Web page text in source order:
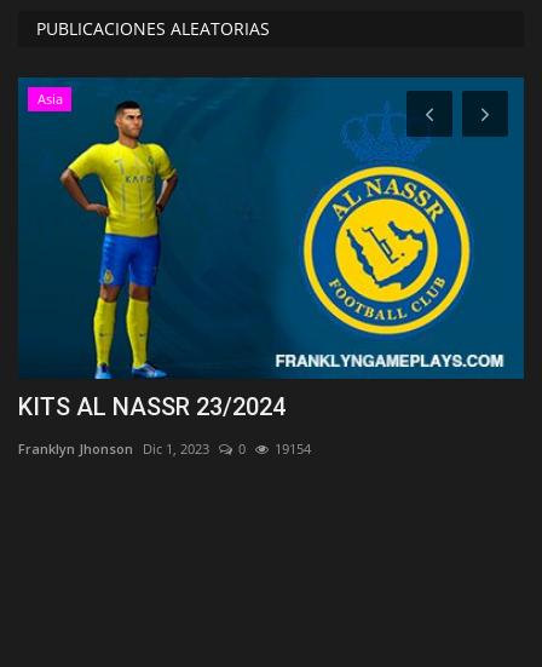
PUBLICACIONES ALEATORIAS
Asia
KITS AL NASSR 23/2024
Franklyn Jhonson Dic 1, 2023 0 19154